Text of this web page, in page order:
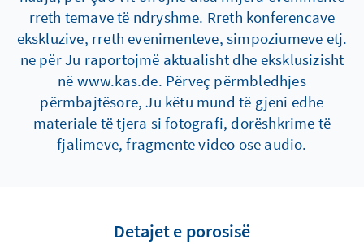
rreth temave të ndryshme. Rreth konferencave
ekskluzive, rreth evenimenteve, simpoziumeve etj.
ne për Ju raportojmë aktualisht dhe eksklusizisht
në www.kas.de. Përveç përmbledhjes
përmbajtësore, Ju këtu mund të gjeni edhe
materiale të tjera si fotografi, dorëshkrime të
fjalimeve, fragmente video ose audio.
Detajet e porosisë